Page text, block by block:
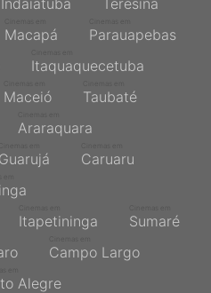
Indaiatuba Teresina
Macapá Parauapebas
Itaquaquecetuba
Maceió Taubaté
Araraquara
Guarujá Caruaru
Itapetininga Sumaré
Campo Largo
Alegre